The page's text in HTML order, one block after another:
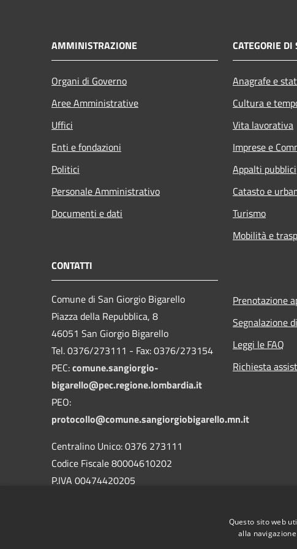
AMMINISTRAZIONE
Organi di Governo
Aree Amministrative
Uffici
Enti e fondazioni
Politici
Personale Amministrativo
Documenti e dati
CATEGORIE
Anagrafe e
Cultura e
Vita lavorativa
Imprese e
Appalti pubblici
Catasto e
Turismo
Mobilità e
CONTATTI
Comune di San Giorgio Bigarello
Piazza della Repubblica, 8
46051 San Giorgio Bigarello
Tel. 0376/273111 - Fax: 0376/273154
PEC:comune.sangiorgio-
bigarello@pec.regione.lombardia.it
PEO:
protocollo@comune.sangiorgiobigarello.mn.it
Centralino Unico: 0376 273111
Codice Fiscale 80004610202
P.IVA 00474420205
Prenotazione
Segnalazione
Leggi le FAQ
Richiesta
Questo sito web
alla